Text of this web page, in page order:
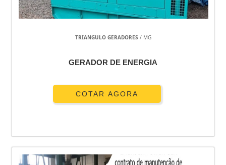
TRIANGULO GERADORES / MG
GERADOR DE ENERGIA
COTAR AGORA